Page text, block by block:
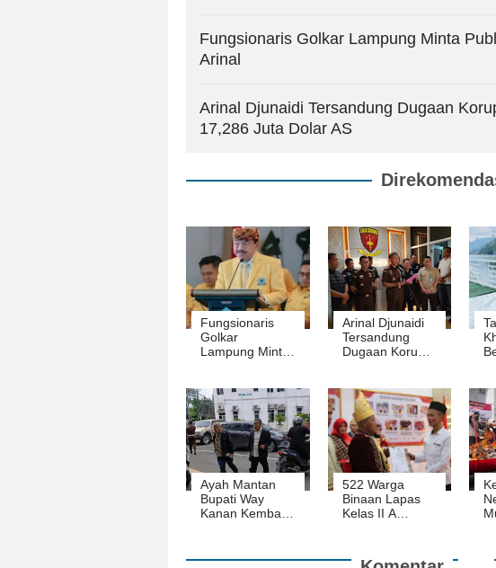
Fungsionaris Golkar Lampung Minta
Arinal
Arinal Djunaidi Tersandung Dugaan
17,286 Juta Dolar AS
Fungsionaris
Golkar
Lampung Minta
Arinal
Arinal Djunaidi
Tersandung
Dugaan Korupsi
Ditaksir 17,286
Juta Dolar AS
Ayah Mantan
Bupati Way
Kanan Kembali
Terkait Dugaan
522 Warga
Binaan Lapas
Kelas II A
Kemerdekaan